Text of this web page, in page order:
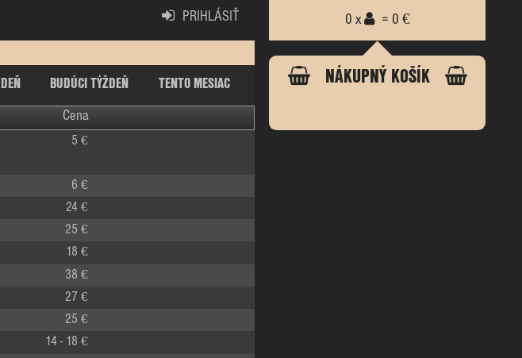
PRIHLÁSIŤ
BUDÚCI TÝŽDEŇ
TENTO MESIAC
Cena
0 x = 0 €
NÁKUPNÝ KOŠÍK
5 €
6 €
24 €
25 €
18 €
38 €
27 €
25 €
14 - 18 €